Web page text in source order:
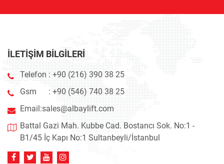
İLETIŞIM BILGILERI
Telefon :+90 (216) 390 38 25
Gsm :+90 (546) 740 38 25
Email:sales@albaylift.com
Battal Gazi Mah. Kubbe Cad. Bostancı Sok. No:1 -
B1/45 İç Kapı No:1 Sultanbeyli/İstanbul